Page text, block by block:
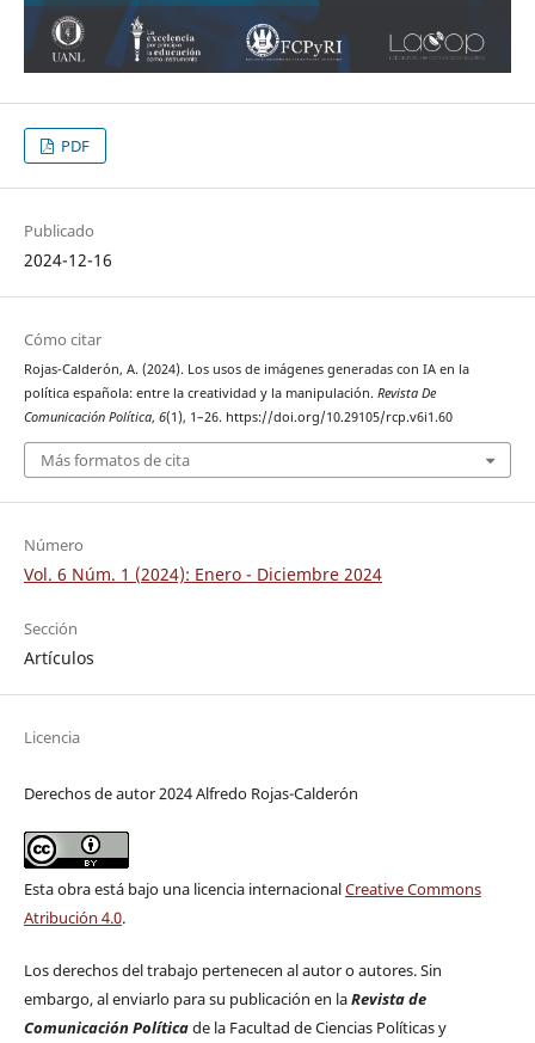
PDF
Publicado
2024-12-16
Cómo citar
Rojas-Calderón, A. (2024). Los usos de imágenes generadas con IA en la
política española: entre la creatividad y la manipulación. Revista De
Comunicación Política, 6(1), 1–26. https://doi.org/10.29105/rcp.v6i1.60
Más formatos de cita
Número
Vol. 6 Núm. 1 (2024): Enero - Diciembre 2024
Sección
Artículos
Licencia
Derechos de autor 2024 Alfredo Rojas-Calderón
Esta obra está bajo una licencia internacionalCreative Commons
Atribución 4.0.
Los derechos del trabajo pertenecen al autor o autores. Sin
embargo, al enviarlo para su publicación en laRevista de
Comunicación Políticade la Facultad de Ciencias Políticas y